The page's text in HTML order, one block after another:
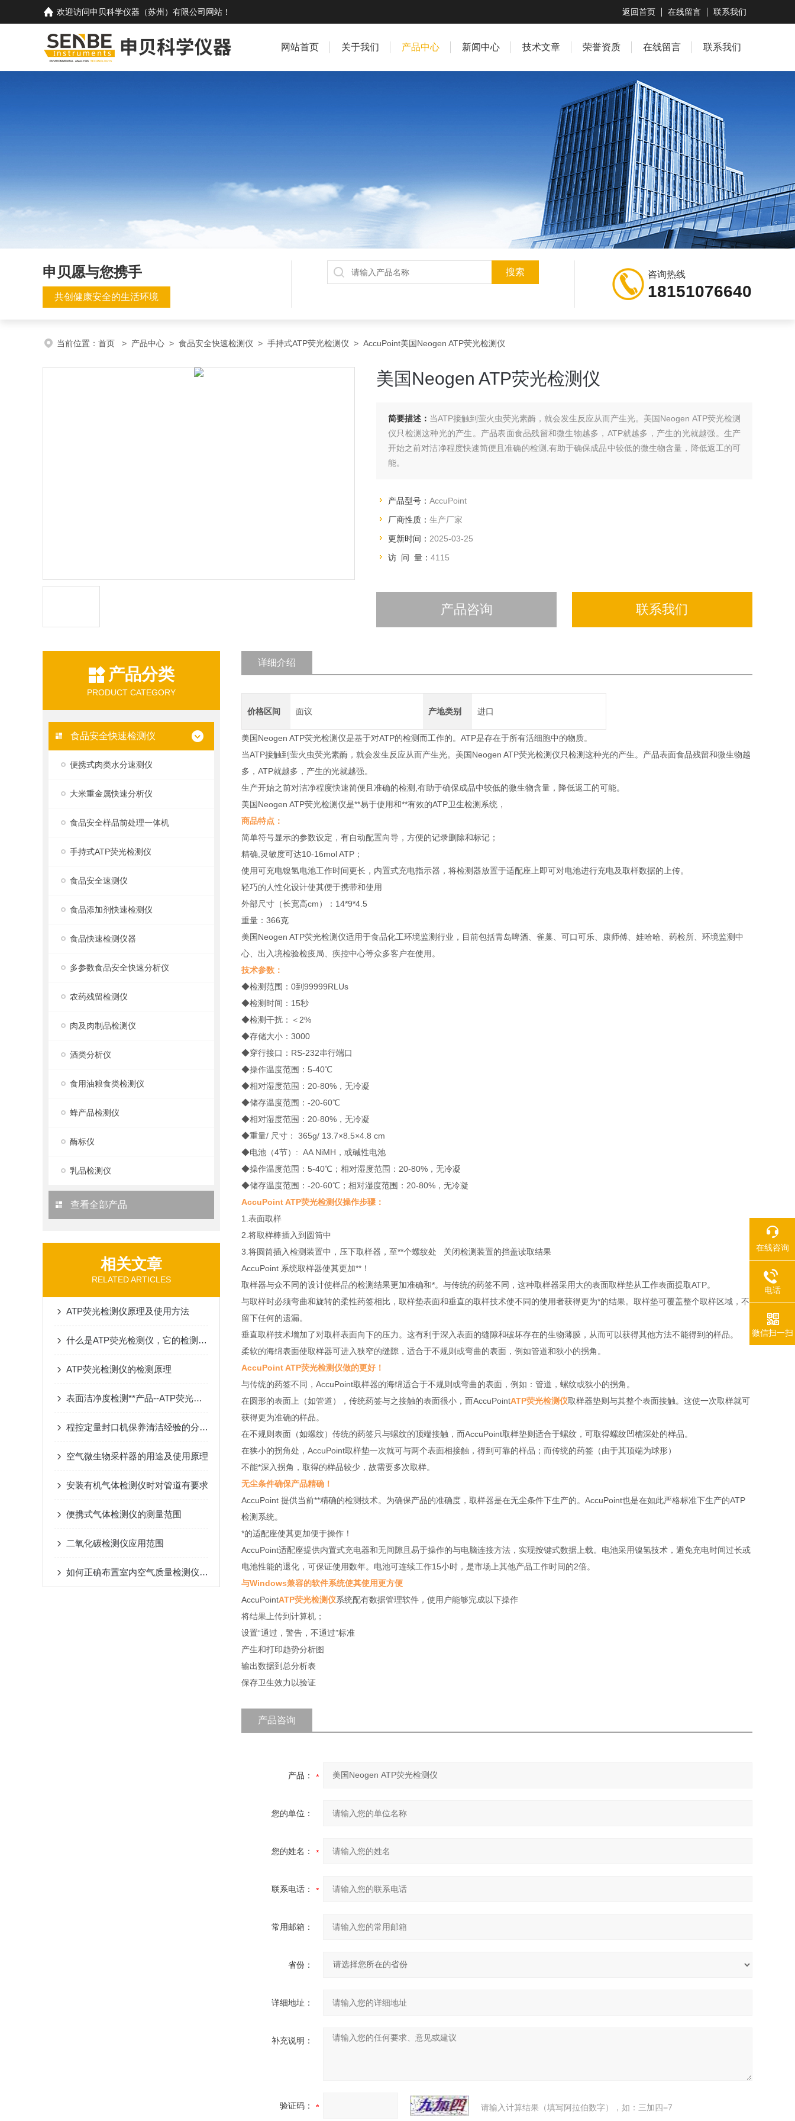
欢迎访问申贝科学仪器（苏州）有限公司 网站！ 返回首页 在线留言 联系我们
网站首页 关于我们 产品中心 新闻中心 技术文章 荣誉资质 在线留言 联系我们
申贝愿与您携手
共创健康安全的生活环境
咨询热线
18151076640
当前位置： 首页 > 产品中心 > 食品安全快速检测仪 > 手持式ATP荧光检测仪 > AccuPoint美国Neogen ATP荧光检测仪
美国Neogen ATP荧光检测仪
简要描述： 当ATP接触到萤火虫荧光素酶，就会发生反应从而产生光。美国Neogen ATP荧光检测
仪只检测这种光的产生。产品表面食品残留和微生物越多，ATP就越多，产生的光就越强。生产
开始之前对洁净程度快速简便且准确的检测,有助于确保成品中较低的微生物含量，降低返工的可
能。
产品型号： AccuPoint
厂商性质： 生产厂家
更新时间： 2025-03-25
访 问 量： 4115
产品咨询 联系我们
产品分类
PRODUCT CATEGORY
食品安全快速检测仪
便携式肉类水分速测仪
大米重金属快速分析仪
食品安全样品前处理一体机
手持式ATP荧光检测仪
食品安全速测仪
食品添加剂快速检测仪
食品快速检测仪器
多参数食品安全快速分析仪
农药残留检测仪
肉及肉制品检测仪
酒类分析仪
食用油粮食类检测仪
蜂产品检测仪
酶标仪
乳品检测仪
查看全部产品
相关文章
RELATED ARTICLES
ATP荧光检测仪原理及使用方法
什么是ATP荧光检测仪，它的检测作用是什么？
ATP荧光检测仪的检测原理
表面洁净度检测**产品--ATP荧光检测仪
程控定量封口机保养清洁经验的分享，新手值得借鉴
空气微生物采样器的用途及使用原理
安装有机气体检测仪时对管道有要求
便携式气体检测仪的测量范围
二氧化碳检测仪应用范围
如何正确布置室内空气质量检测仪的监测点位？
详细介绍
价格区间 面议 产地类别 进口
美国Neogen ATP荧光检测仪是基于对ATP的检测而工作的。ATP是存在于所有活细胞中的物质。
当ATP接触到萤火虫荧光素酶，就会发生反应从而产生光。美国Neogen ATP荧光检测仪只检测这种光的产生。产品表面食品残留和微生物越
多，ATP就越多，产生的光就越强。
生产开始之前对洁净程度快速简便且准确的检测,有助于确保成品中较低的微生物含量，降低返工的可能。
美国Neogen ATP荧光检测仪是**易于使用和**有效的ATP卫生检测系统，
商品特点：
简单符号显示的参数设定，有自动配置向导，方便的记录删除和标记；
精确,灵敏度可达10-16mol ATP；
使用可充电镍氢电池工作时间更长，内置式充电指示器，将检测器放置于适配座上即可对电池进行充电及取样数据的上传。
轻巧的人性化设计使其便于携带和使用
外部尺寸（长宽高cm）：14*9*4.5
重量：366克
美国Neogen ATP荧光检测仪适用于食品化工环境监测行业，目前包括青岛啤酒、雀巢、可口可乐、康师傅、娃哈哈、药检所、环境监测中
心、出入境检验检疫局、疾控中心等众多客户在使用。
技术参数：
◆检测范围：0到99999RLUs
◆检测时间：15秒
◆检测干扰：＜2%
◆存储大小：3000
◆穿行接口：RS-232串行端口
◆操作温度范围：5-40℃
◆相对湿度范围：20-80%，无冷凝
◆储存温度范围：-20-60℃
◆相对湿度范围：20-80%，无冷凝
◆重量/ 尺寸： 365g/ 13.7×8.5×4.8 cm
◆电池（4节）: AA NiMH，或碱性电池
◆操作温度范围：5-40℃；相对湿度范围：20-80%，无冷凝
◆储存温度范围：-20-60℃；相对湿度范围：20-80%，无冷凝
AccuPoint ATP荧光检测仪操作步骤：
1.表面取样
2.将取样棒插入到圆筒中
3.将圆筒插入检测装置中，压下取样器，至**个螺纹处 关闭检测装置的挡盖读取结果
AccuPoint 系统取样器使其更加**！
取样器与众不同的设计使样品的检测结果更加准确和*。与传统的药签不同，这种取样器采用大的表面取样垫从工作表面提取ATP。
与取样时必须弯曲和旋转的柔性药签相比，取样垫表面和垂直的取样技术使不同的使用者获得更为*的结果。取样垫可覆盖整个取样区域，不
留下任何的遗漏。
垂直取样技术增加了对取样表面向下的压力。这有利于深入表面的缝隙和破坏存在的生物薄膜，从而可以获得其他方法不能得到的样品。
柔软的海绵表面使取样器可进入狭窄的缝隙，适合于不规则或弯曲的表面，例如管道和狭小的拐角。
AccuPoint ATP荧光检测仪做的更好！
与传统的药签不同，AccuPoint取样器的海绵适合于不规则或弯曲的表面，例如：管道，螺纹或狭小的拐角。
在圆形的表面上（如管道），传统药签与之接触的表面很小，而AccuPointATP荧光检测仪取样器垫则与其整个表面接触。这使一次取样就可
获得更为准确的样品。
在不规则表面（如螺纹）传统的药签只与螺纹的顶端接触，而AccuPoint取样垫则适合于螺纹，可取得螺纹凹槽深处的样品。
在狭小的拐角处，AccuPoint取样垫一次就可与两个表面相接触，得到可靠的样品；而传统的药签（由于其顶端为球形）
不能*深入拐角，取得的样品较少，故需要多次取样。
无尘条件确保产品精确！
AccuPoint 提供当前**精确的检测技术。为确保产品的准确度，取样器是在无尘条件下生产的。AccuPoint也是在如此严格标准下生产的ATP
检测系统。
*的适配座使其更加便于操作！
AccuPoint适配座提供内置式充电器和无间隙且易于操作的与电脑连接方法，实现按键式数据上载。电池采用镍氢技术，避免充电时间过长或
电池性能的退化，可保证使用数年。电池可连续工作15小时，是市场上其他产品工作时间的2倍。
与Windows兼容的软件系统使其使用更方便
AccuPointATP荧光检测仪系统配有数据管理软件，使用户能够完成以下操作
将结果上传到计算机；
设置“通过，警告，不通过”标准
产生和打印趋势分析图
输出数据到总分析表
保存卫生效力以验证
产品咨询
产品：
您的单位：
您的姓名：
联系电话：
常用邮箱：
省份：
详细地址：
补充说明：
验证码： 请输入计算结果（填写阿拉伯数字），如：三加四=7
在线咨询
电话
微信扫一扫